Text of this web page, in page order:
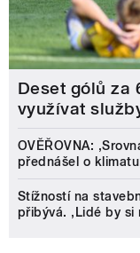
Deset gólů za
využívat
OVĚŘOVNA:
přednášel o
Stížností na
přibývá. ‚Lidé by si